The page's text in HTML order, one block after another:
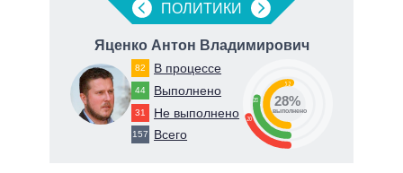
ПОЛИТИКИ
Яценко Антон Владимирович
82 В процессе
44 Выполнено
31 Не выполнено
157 Всего
20
28
52
28%
выполнено